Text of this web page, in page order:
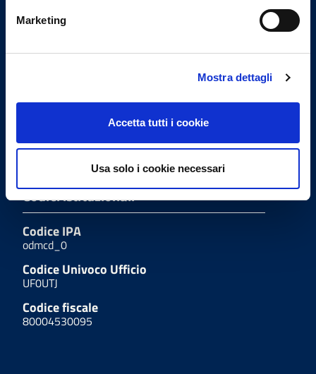
Marketing
Mostra dettagli
Accetta tutti i cookie
Usa solo i cookie necessari
tel
(+39) 019.811036
presidente@omceosv.it
Codici istituzionali
Codice IPA
odmcd_0
Codice Univoco Ufficio
UF0UTJ
Codice fiscale
80004530095